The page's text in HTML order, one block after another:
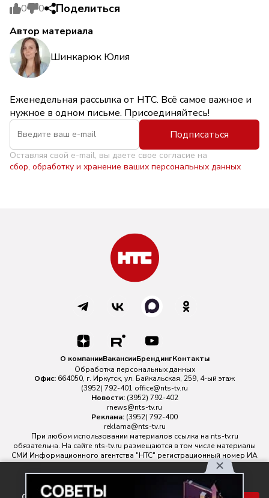
0 0 Поделиться
Автор материала
Шинкарюк Юлия
Еженедельная рассылка от НТС. Всё самое важное и
нужное в одном письме. Присоединяйтесь!
Подписаться
Оставляя свой e-mail, вы даете свое согласие на
сбор, обработку и хранение ваших персональных данных
О компанииВакансииБрендингКонтакты
Обработка персональных данных
Офис: 664050, г. Иркутск, ул. Байкальская, 259, 4-ый этаж
(3952) 792-401 office@nts-tv.ru
Новости: (3952) 792-402
rnews@nts-tv.ru
Реклама: (3952) 792-400
reklama@nts-tv.ru
При любом использовании материалов ссылка на nts-tv.ru
обязательна. На сайте nts-tv.ru размещаются в том числе материалы
СМИ Информационного агентства "НТС" регистрационный номер ИА
№ ФС 77 - 88763 зарегистрировано Федеральной службой по
надзору в сфере связи, информационных технологий и массовых
Главный редактор ИА "НТС" Иштулкин Евгений Александрович
16+